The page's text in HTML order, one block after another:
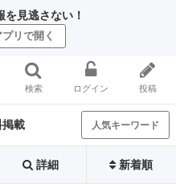
見逃さない！
プリで開く
検索 ログイン 投稿
掲載 人気キーワード
詳細 新着順